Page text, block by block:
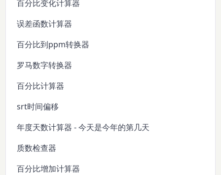
百分比变化计算器
误差函数计算器
百分比到ppm转换器
罗马数字转换器
百分比计算器
srt时间偏移
年度天数计算器 - 今天是今年的第几天
质数检查器
百分比增加计算器